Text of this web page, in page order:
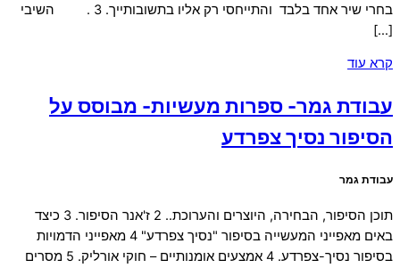
בחרי שיר אחד בלבד והתייחסי רק אליו בתשובותייך. 3 . השיבי
[…]
קרא עוד
עבודת גמר- ספרות מעשיות- מבוסס על
הסיפור נסיך צפרדע
עבודת גמר
תוכן הסיפור, הבחירה, היוצרים והערוכת.. 2 ז'אנר הסיפור. 3 כיצד
באים מאפייני המעשייה בסיפור "נסיך צפרדע" 4 מאפייני הדמויות
בסיפור נסיך-צפרדע. 4 אמצעים אומנותיים – חוקי אורליק. 5 מסרים